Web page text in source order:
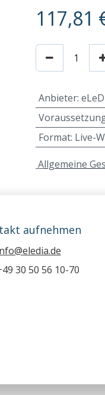
117,81
Anbieter:
Format: Live-
Allgemeine
aufnehmen
30 50 56 10-70